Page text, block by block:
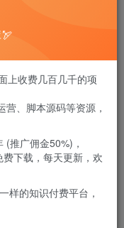
打印机玩法。随着科
年都会采购新的耗
入到现于这个平
是目前市面上最大
宝直接引来的流
上收费几百几千的项
、脚本源码等资源，
推广佣金50%)，
下载，每天更新，欢
样的知识付费平台，